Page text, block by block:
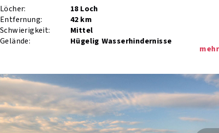
Löcher:
18 Loch
Entfernung:
42 km
Schwierigkeit:
Mittel
Gelände:
Hügelig Wasserhindernisse
mehr